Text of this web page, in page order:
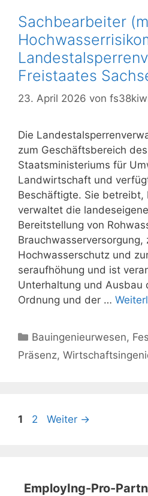
Sachbearbeiter
Freistaates
23. April 2026 von
Die
zum Geschäftsbereich
Staatsministeriums für
Landwirtschaft und
Beschäftigte. Sie
verwaltet die
Bereitstellung von
Brauchwasserversorgung,
Hochwasserschutz und
seraufhöhung und ist
Unterhaltung und Ausbau
Ordnung und der …
Kategorien
Bauingenieurwesen,
Präsenz,
Seite
1 Seite
2 Weiter →
EmployIng-Pro-